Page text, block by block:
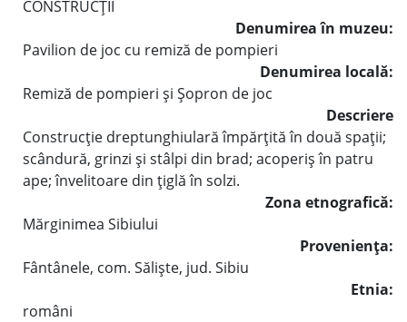
CONSTRUCŢII
Denumirea în muzeu:
Pavilion de joc cu remiză de pompieri
Denumirea locală:
Remiză de pompieri şi Şopron de joc
Descriere
Construcţie dreptunghiulară împărţită în două spaţii;
scândură, grinzi şi stâlpi din brad; acoperiş în patru
ape; învelitoare din ţiglă în solzi.
Zona etnografică:
Mărginimea Sibiului
Provenienţa:
Fântânele, com. Sălişte, jud. Sibiu
Etnia:
români